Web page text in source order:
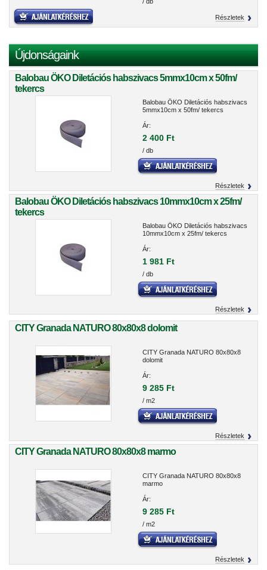
Részletek
Újdonságaink
Balobau ÖKO Diletációs habszivacs 5mmx10cm x 50fm/
tekercs
Balobau ÖKO Diletációs habszivacs
5mmx10cm x 50fm/ tekercs
Ár:
2 400 Ft
/ db
Részletek
Balobau ÖKO Diletációs habszivacs 10mmx10cm x 25fm/
tekercs
Balobau ÖKO Diletációs habszivacs
10mmx10cm x 25fm/ tekercs
Ár:
1 981 Ft
/ db
Részletek
CITY Granada NATURO 80x80x8 dolomit
CITY Granada NATURO 80x80x8
dolomit
Ár:
9 285 Ft
/ m2
Részletek
CITY Granada NATURO 80x80x8 marmo
CITY Granada NATURO 80x80x8
marmo
Ár:
9 285 Ft
/ m2
Részletek